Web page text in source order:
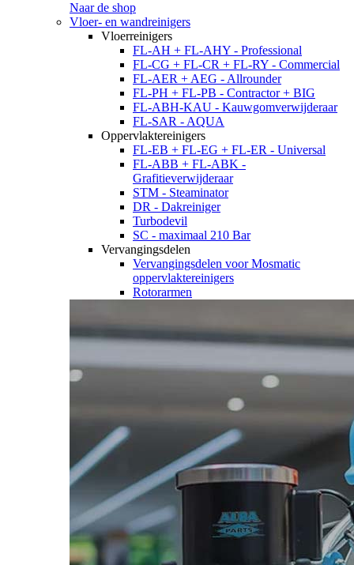
Naar de shop
Vloer- en wandreinigers
Vloerreinigers
FL-AH + FL-AHY - Professional
FL-CG + FL-CR + FL-RY - Commercial
FL-AER + AEG - Allrounder
FL-PH + FL-PB - Contractor + BIG
FL-ABH-KAU - Kauwgomverwijderaar
FL-SAR - AQUA
Oppervlaktereinigers
FL-EB + FL-EG + FL-ER - Universal
FL-ABB + FL-ABK -
Grafitieverwijderaar
STM - Steaminator
DR - Dakreiniger
Turbodevil
SC - maximaal 210 Bar
Vervangingsdelen
Vervangingsdelen voor Mosmatic
oppervlaktereinigers
Rotorarmen